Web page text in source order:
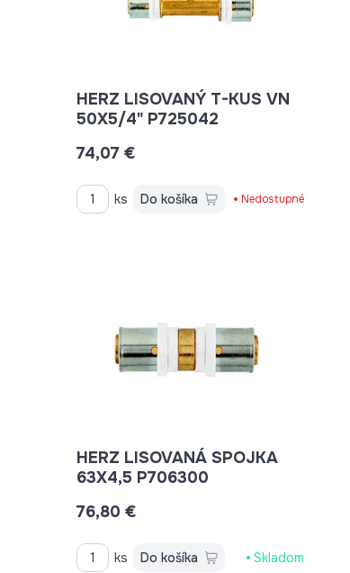
HERZ LISOVANÝ T-KUS VN
50X5/4" P725042
74,07 €
ks Do košíka Nedostupné
HERZ LISOVANÁ SPOJKA
63X4,5 P706300
76,80 €
ks Do košíka Skladom